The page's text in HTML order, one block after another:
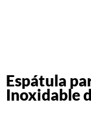
Espátula
Inoxidable